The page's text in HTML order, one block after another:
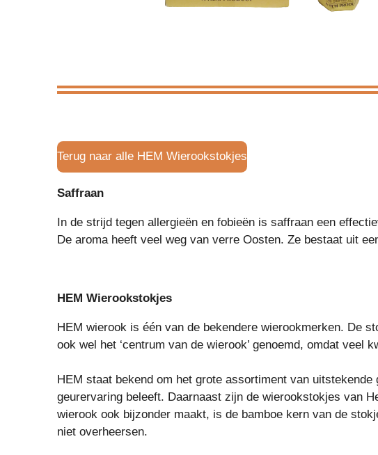
Terug naar alle HEM Wierookstokjes
Saffraan
In de strijd tegen allergieën en fobieën is saffraan een
De aroma heeft veel weg van verre Oosten. Ze bestaat uit
HEM Wierookstokjes
HEM wierook is één van de bekendere wierookmerken. De
ook wel het ‘centrum van de wierook’ genoemd, omdat veel
HEM staat bekend om het grote assortiment van
geurervaring beleeft. Daarnaast zijn de wierookstokjes van
wierook ook bijzonder maakt, is de bamboe kern van de
niet overheersen.